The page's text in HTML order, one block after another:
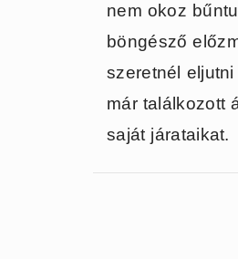
nem okoz
böngésző
szeretnél
már találkozott
saját járataikat.